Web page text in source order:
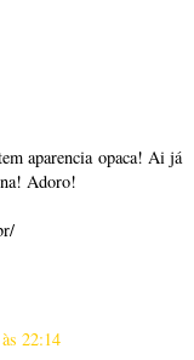
aparencia opaca! Ai já
Adoro!
22:14